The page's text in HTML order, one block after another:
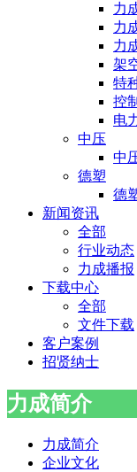
力
力
力
架
特
控
电
中压
中
德塑
德
新闻资讯
全部
行业动态
力成播报
下载中心
全部
文件下载
客户案例
招贤纳士
力成简介
力成简介
企业文化